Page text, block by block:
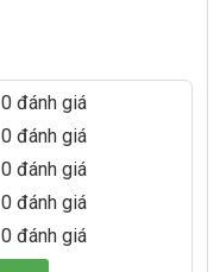
0 đánh giá
0 đánh giá
0 đánh giá
0 đánh giá
0 đánh giá